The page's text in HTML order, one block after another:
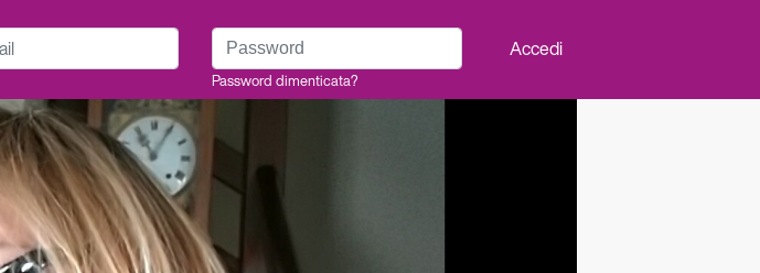
Password
Password dimenticata?
Accedi